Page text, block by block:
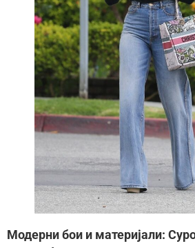
Модерни бои и материјали: